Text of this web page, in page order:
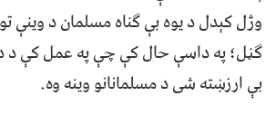
وژل کېدل د یوه بې ګناه مسلمان د وینې
ګڼل؛ په داسې حال کې چې په عمل کې د
بې ارزښته شی د مسلمانانو وینه وه.